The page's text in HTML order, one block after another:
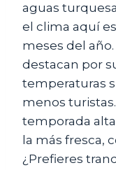
aguas
el clima aquí
meses del
destacan por
temperaturas
menos
temporada
la más fresca,
¿Prefieres